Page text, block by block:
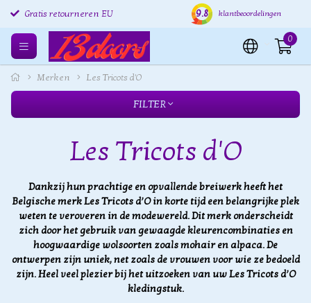
Gratis retourneren EU Verzending binnen 24 uur
9.8 klantbeoordelingen
0
Merken Les Tricots d'O
FILTER
Les Tricots d'O
Dankzij hun prachtige en opvallende breiwerk heeft het
Belgische merk Les Tricots d’O in korte tijd een belangrijke plek
weten te veroveren in de modewereld. Dit merk onderscheidt
zich door het gebruik van gewaagde kleurencombinaties en
hoogwaardige wolsoorten zoals mohair en alpaca. De
ontwerpen zijn uniek, net zoals de vrouwen voor wie ze bedoeld
zijn. Heel veel plezier bij het uitzoeken van uw Les Tricots d’O
kledingstuk.